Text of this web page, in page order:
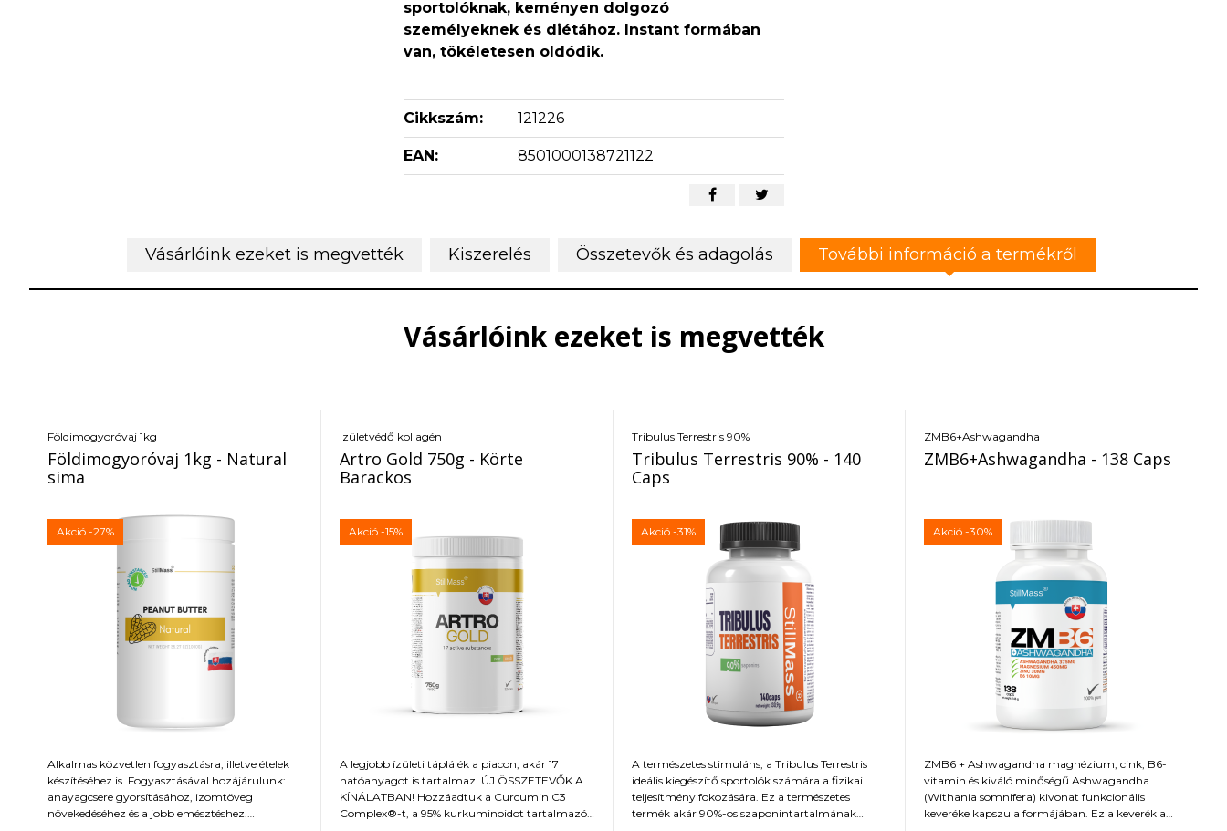
sportolóknak, keményen dolgozó
személyeknek és diétához. Instant formában
van, tökéletesen oldódik.
Cikkszám: 121226
EAN: 8501000138721122
Vásárlóink ezeket is megvették Kiszerelés Összetevők és adagolás További információ a termékről
Vásárlóink ezeket is megvették
Földimogyoróvaj 1kg
Földimogyoróvaj 1kg - Natural
sima
Akció -27%
Alkalmas közvetlen fogyasztásra, illetve ételek
készítéséhez is. Fogyasztásával hozájárulunk:
anayagcsere gyorsításához, izomtöveg
növekedéséhez és a jobb emésztéshez.
Izületvédő kollagén
Artro Gold 750g - Körte
Barackos
Akció -15%
A legjobb ízületi táplálék a piacon, akár 17
hatóanyagot is tartalmaz. ÚJ ÖSSZETEVŐK A
KÍNÁLATBAN! Hozzáadtuk a Curcumin C3
Complex®-t, a 95% kurkuminoidot tartalmazó
Tribulus Terrestris 90%
Tribulus Terrestris 90% - 140
Caps
Akció -31%
A természetes stimuláns, a Tribulus Terrestris
ideális kiegészítő sportolók számára a fizikai
teljesítmény fokozására. Ez a természetes
termék akár 90%-os szaponintartalmának
ZMB6+Ashwagandha
ZMB6+Ashwagandha - 138 Caps
Akció -30%
ZMB6 + Ashwagandha magnézium, cink, B6-
vitamin és kiváló minőségű Ashwagandha
(Withania somnifera) kivonat funkcionális
keveréke kapszula formájában. Ez a keverék a